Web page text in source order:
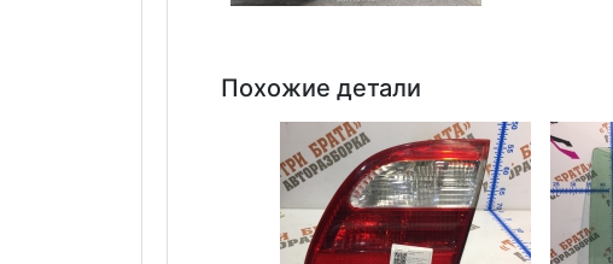
Похожие детали